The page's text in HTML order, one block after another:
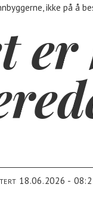
ikke på å
18.06.2026 -